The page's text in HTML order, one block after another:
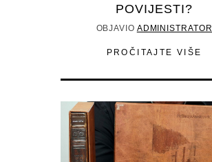
POVIJESTI?
OBJAVIO ADMINISTRATOR
PROČITAJTE VIŠE